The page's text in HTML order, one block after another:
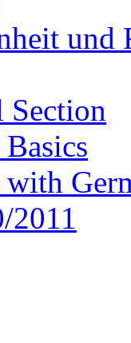
und
Section
2011